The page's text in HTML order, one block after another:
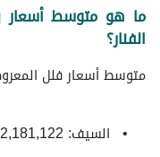
ما هو متوسط أسعار
الفنار؟
متوسط ​​أسعار فلل
السيف: 2,181,122 ريال سعودي